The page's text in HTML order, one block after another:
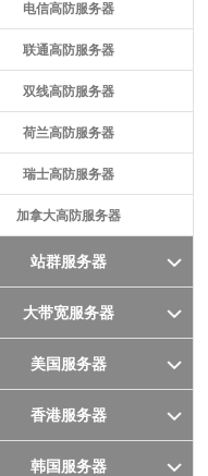
电信高防服务器
联通高防服务器
双线高防服务器
荷兰高防服务器
瑞士高防服务器
加拿大高防服务器
站群服务器
大带宽服务器
美国服务器
香港服务器
韩国服务器